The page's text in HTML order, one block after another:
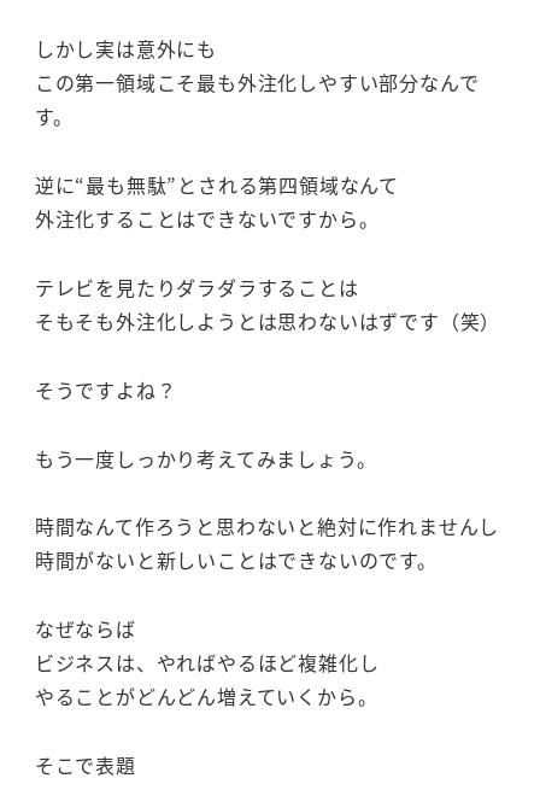
しかし実は意外にも
この第一領域こそ最も外注化しやすい部分なんで
す。
逆に“最も無駄”とされる第四領域なんて
外注化することはできないですから。
テレビを見たりダラダラすることは
そもそも外注化しようとは思わないはずです（笑）
そうですよね？
もう一度しっかり考えてみましょう。
時間なんて作ろうと思わないと絶対に作れませんし
時間がないと新しいことはできないのです。
なぜならば
ビジネスは、やればやるほど複雑化し
やることがどんどん増えていくから。
そこで表題